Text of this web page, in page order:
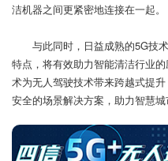
洁机器之间更紧密地连接在一起。
与此同时，日益成熟的5G技术
特点，将有效助力智能清洁行业
术为无人驾驶技术带来跨越式提
安全的场景解决方案，助力智慧